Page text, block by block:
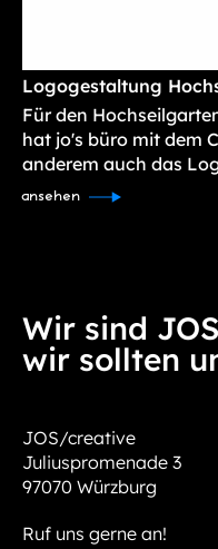
Logogestaltung
Für den
hat jo's büro mit dem
anderem auch das
ansehen
Wir sind
wir sollten
JOS/creative
Juliuspromenade 3
97070 Würzburg
Ruf uns gerne an!